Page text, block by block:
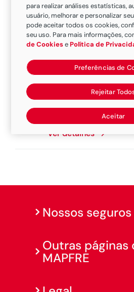
MAPFRE
Existem 1 corretor
Edio Corretora De
Av Imigrante, 2760,
Ver detalhes
Nossos seguros
Outras páginas
MAPFRE
para realizar análises estatísticas,
usuário, melhorar e personalizar
pode aceitar todos os cookies,
seu uso. Para mais informações,
de CookiesePolítica de
Preferências de
Rejeitar
Aceitar